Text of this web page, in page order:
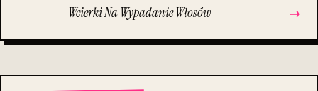
Wcierki Na Wypadanie Włosów →